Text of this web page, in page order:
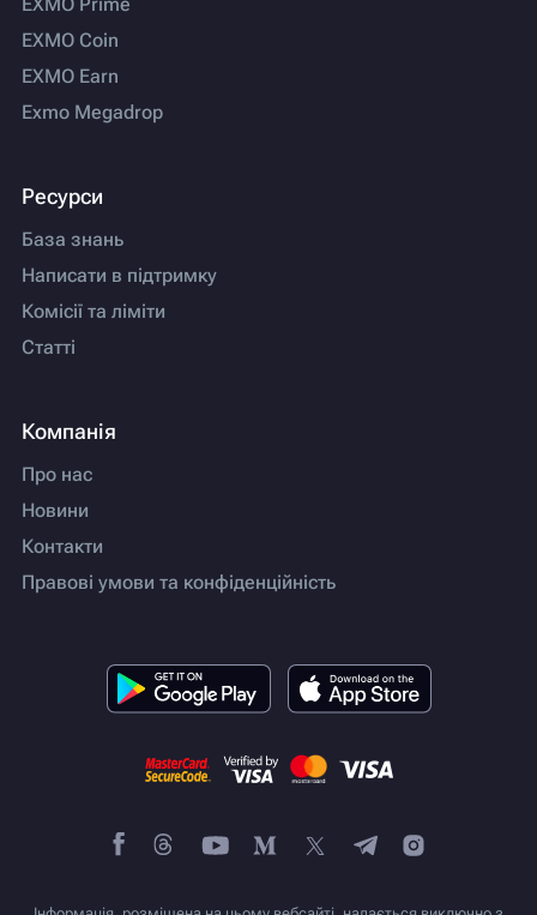
EXMO Coin
EXMO Earn
Exmo Megadrop
Ресурси
База знань
Написати в підтримку
Комісії та ліміти
Статті
Компанія
Про нас
Новини
Контакти
Правові умови та конфіденційність